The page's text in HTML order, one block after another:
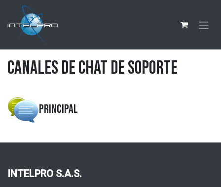
Ir al contenido
Canales de Chat de Soporte
Principal
INTELPRO S.A.S.